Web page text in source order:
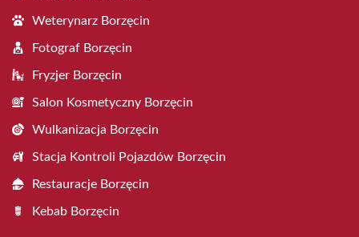
Weterynarz Borzęcin
Fotograf Borzęcin
Fryzjer Borzęcin
Salon Kosmetyczny Borzęcin
Wulkanizacja Borzęcin
Stacja Kontroli Pojazdów Borzęcin
Restauracje Borzęcin
Kebab Borzęcin